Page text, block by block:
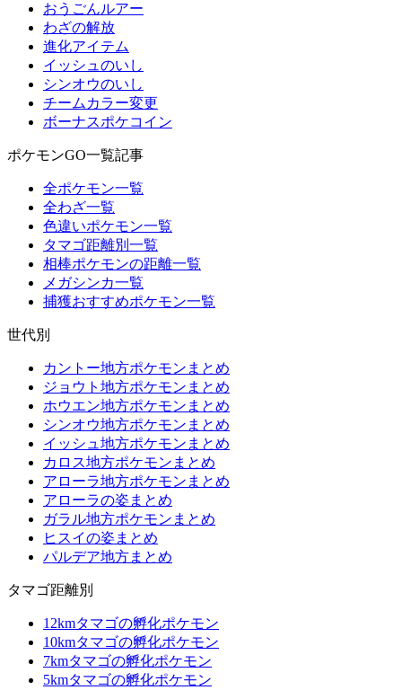
おうごんルアー
わざの解放
進化アイテム
イッシュのいし
シンオウのいし
チームカラー変更
ボーナスポケコイン
ポケモンGO一覧記事
全ポケモン一覧
全わざ一覧
色違いポケモン一覧
タマゴ距離別一覧
相棒ポケモンの距離一覧
メガシンカ一覧
捕獲おすすめポケモン一覧
世代別
カントー地方ポケモンまとめ
ジョウト地方ポケモンまとめ
ホウエン地方ポケモンまとめ
シンオウ地方ポケモンまとめ
イッシュ地方ポケモンまとめ
カロス地方ポケモンまとめ
アローラ地方ポケモンまとめ
アローラの姿まとめ
ガラル地方ポケモンまとめ
ヒスイの姿まとめ
パルデア地方まとめ
タマゴ距離別
12kmタマゴの孵化ポケモン
10kmタマゴの孵化ポケモン
7kmタマゴの孵化ポケモン
5kmタマゴの孵化ポケモン